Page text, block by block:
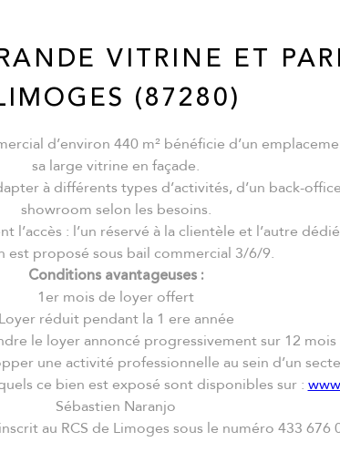
VITRINE ET
(87280)
d’environ 440 m² bénéficie d’un
sa large vitrine en façade.
à différents types d’activités, d’un back-
showroom selon les besoins.
l’accès : l’un réservé à la clientèle et l’autre
est proposé sous bail commercial 3/6/9.
Conditions avantageuses :
1er mois de loyer offert
Loyer réduit pendant la 1 ere année
le loyer annoncé progressivement sur 12 mois
une activité professionnelle au sein d’un
ce bien est exposé sont disponibles sur :
Sébastien Naranjo
au RCS de Limoges sous le numéro 433 676